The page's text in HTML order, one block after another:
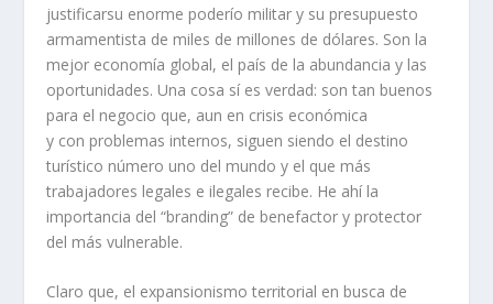
justificarsu enorme poderío militar y su presupuesto
armamentista de miles de millones de dólares. Son la
mejor economía global, el país de la abundancia y las
oportunidades. Una cosa sí es verdad: son tan buenos
para el negocio que, aun en crisis económica
y con problemas internos, siguen siendo el destino
turístico número uno del mundo y el que más
trabajadores legales e ilegales recibe. He ahí la
importancia del “branding” de benefactor y protector
del más vulnerable.
Claro que, el expansionismo territorial en busca de